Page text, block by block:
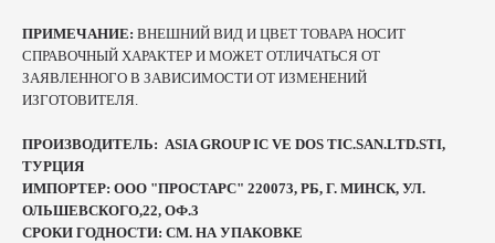
ПРИМЕЧАНИЕ: ВНЕШНИЙ ВИД И ЦВЕТ ТОВАРА НОСИТ
СПРАВОЧНЫЙ ХАРАКТЕР И МОЖЕТ ОТЛИЧАТЬСЯ ОТ
ЗАЯВЛЕННОГО В ЗАВИСИМОСТИ ОТ ИЗМЕНЕНИЙ
ИЗГОТОВИТЕЛЯ.
ПРОИЗВОДИТЕЛЬ: ASIA GROUP IC VE DOS TIC.SAN.LTD.STI,
ТУРЦИЯ
ИМПОРТЕР: ООО "ПРОСТАРС" 220073, РБ, Г. МИНСК, УЛ.
ОЛЬШЕВСКОГО,22, ОФ.3
СРОКИ ГОДНОСТИ: СМ. НА УПАКОВКЕ